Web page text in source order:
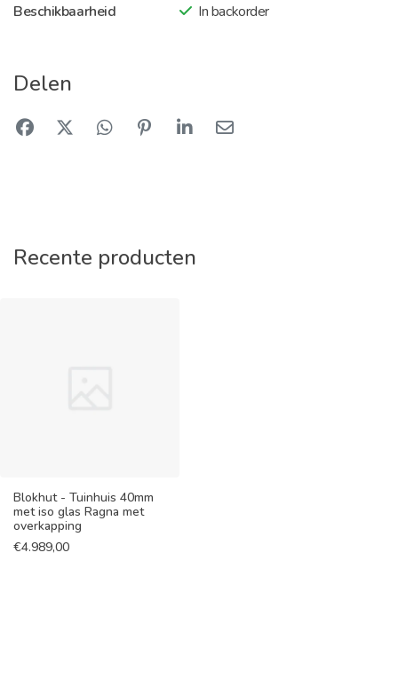
Beschikbaarheid
In backorder
Delen
Recente producten
Blokhut - Tuinhuis 40mm
met iso glas Ragna met
overkapping
€4.989,00